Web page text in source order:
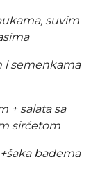
suvim
i semenkama
+ salata sa
sirćetom
badema